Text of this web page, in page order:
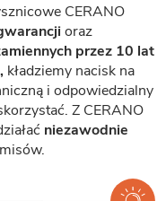
CERANO
oraz
przez 10 lat
kładziemy nacisk na
i odpowiedzialny
Z CERANO
niezawodnie